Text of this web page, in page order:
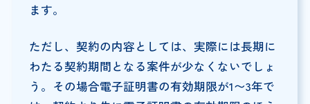
ます。
ただし、契約の内容としては、実際には長期に
わたる契約期間となる案件が少なくないでしょ
う。その場合電子証明書の有効期限が1〜3年で